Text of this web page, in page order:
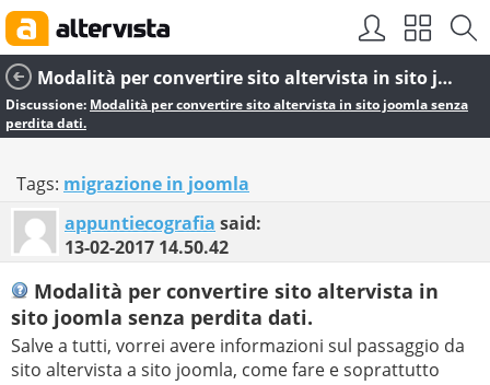
Modalità per convertire sito altervista in sito joomla senza perdita dati.
Discussione: Modalità per convertire sito altervista in sito joomla senza
perdita dati.
Tags: migrazione in joomla
appuntiecografia said:
13-02-2017 14.50.42
Modalità per convertire sito altervista in
sito joomla senza perdita dati.
Salve a tutti, vorrei avere informazioni sul passaggio da
sito altervista a sito joomla, come fare e soprattutto